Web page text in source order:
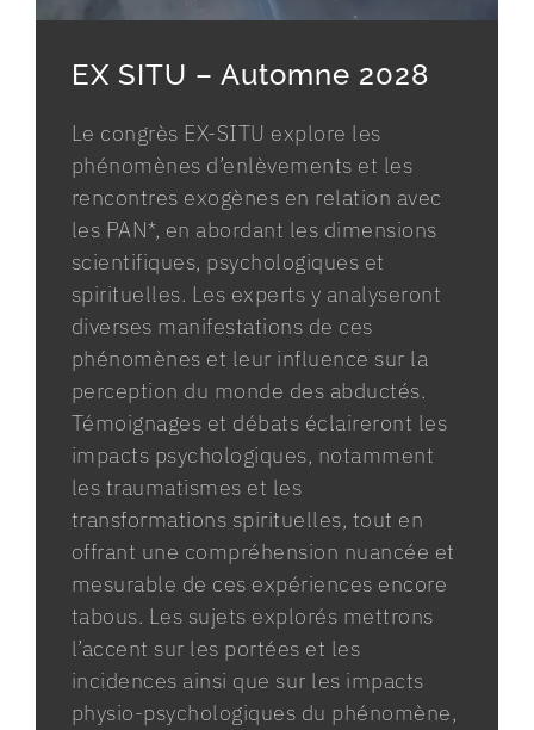
EX SITU – Automne 2028
Le congrès EX-SITU explore les
phénomènes d’enlèvements et les
rencontres exogènes en relation avec
les PAN*, en abordant les dimensions
scientifiques, psychologiques et
spirituelles. Les experts y analyseront
diverses manifestations de ces
phénomènes et leur influence sur la
perception du monde des abductés.
Témoignages et débats éclaireront les
impacts psychologiques, notamment
les traumatismes et les
transformations spirituelles, tout en
offrant une compréhension nuancée et
mesurable de ces expériences encore
tabous. Les sujets explorés mettrons
l’accent sur les portées et les
incidences ainsi que sur les impacts
physio-psychologiques du phénomène,